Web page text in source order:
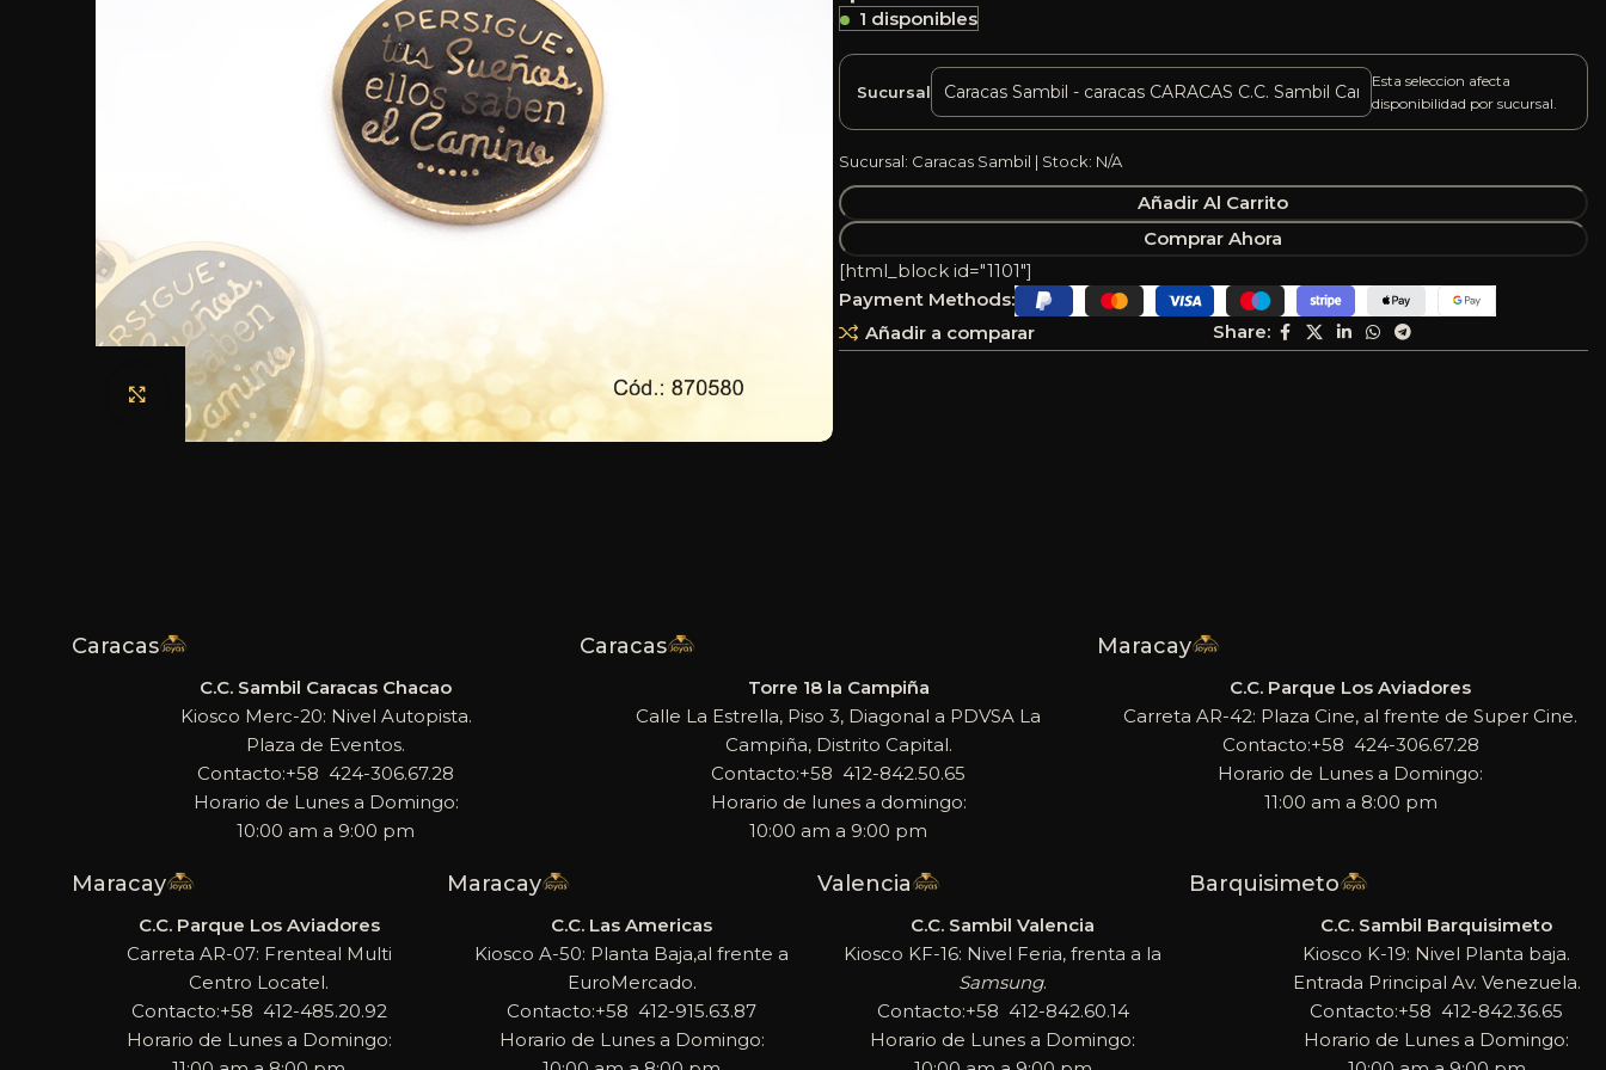
Haga clic para ampliar
1 disponibles
Sucursal
Esta seleccion afecta
disponibilidad por sucursal.
Sucursal: Caracas Sambil | Stock: N/A
Añadir Al Carrito
Comprar Ahora
Añadir a comparar Share:
[html_block id="1101"]
Payment Methods:
Caracas
C.C. Sambil Caracas Chacao
Kiosco Merc-20: Nivel Autopista.
Plaza de Eventos.
Contacto:+58 424-306.67.28
Horario de Lunes a Domingo:
10:00 am a 9:00 pm
Caracas
Torre 18 la Campiña
Calle La Estrella, Piso 3, Diagonal a PDVSA La
Campiña, Distrito Capital.
Contacto:+58 412-842.50.65
Horario de lunes a domingo:
10:00 am a 9:00 pm
Maracay
C.C. Parque Los Aviadores
Carreta AR-42: Plaza Cine, al frente de Super Cine.
Contacto:+58 424-306.67.28
Horario de Lunes a Domingo:
11:00 am a 8:00 pm
Maracay
C.C. Parque Los Aviadores
Carreta AR-07: Frenteal Multi
Centro Locatel.
Contacto:+58 412-485.20.92
Horario de Lunes a Domingo:
Maracay
C.C. Las Americas
Kiosco A-50: Planta Baja,al frente a
EuroMercado.
Contacto:+58 412-915.63.87
Horario de Lunes a Domingo:
Valencia
C.C. Sambil Valencia
Kiosco KF-16: Nivel Feria, frenta a la
Samsung.
Contacto:+58 412-842.60.14
Horario de Lunes a Domingo:
Barquisimeto
C.C. Sambil Barquisimeto
Kiosco K-19: Nivel Planta baja.
Entrada Principal Av. Venezuela.
Contacto:+58 412-842.36.65
Horario de Lunes a Domingo: